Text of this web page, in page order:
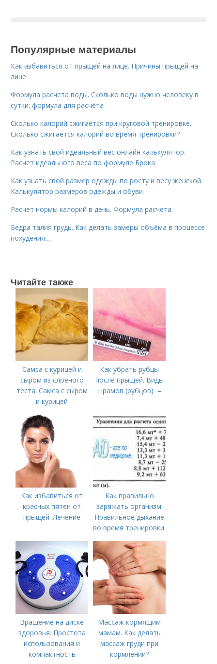
Популярные материалы
Как избавиться от прыщей на лице. Причины прыщей на
лице
Формула расчета воды. Сколько воды нужно человеку в
сутки: формула для расчёта
Сколько калорий сжигается при круговой тренировке.
Сколько сжигается калорий во время тренировки?
Как узнать свой идеальный вес онлайн калькулятор.
Расчет идеального веса по формуле Брока
Как узнать свой размер одежды по росту и весу женской.
Калькулятор размеров одежды и обуви
Расчет нормы калорий в день. Формула расчета
Бедра талия грудь. Как делать замеры объёма в процессе
похудения…
Читайте также
Самса с курицей и
сыром из слоеного
теста. Самса с сыром
и курицей
Как убрать рубцы
после прыщей. Виды
шрамов (рубцов) –
Как избавиться от
красных пятен от
прыщей. Лечение
Как правильно
заряжать организм.
Правильное дыхание
во время тренировки:
Вращение на диске
здоровья. Простота
использования и
компактность
Массаж кормящим
мамам. Как делать
массаж груди при
кормлении?